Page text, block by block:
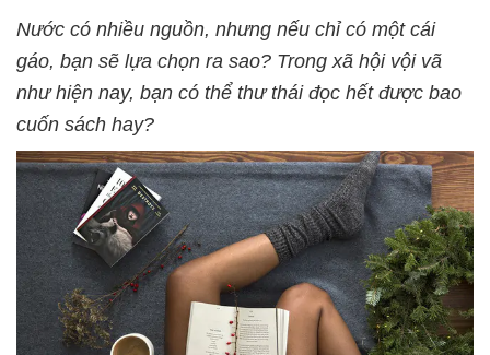
Nước có nhiều nguồn, nhưng nếu chỉ có một cái
gáo, bạn sẽ lựa chọn ra sao? Trong xã hội vội vã
như hiện nay, bạn có thể thư thái đọc hết được bao
cuốn sách hay?